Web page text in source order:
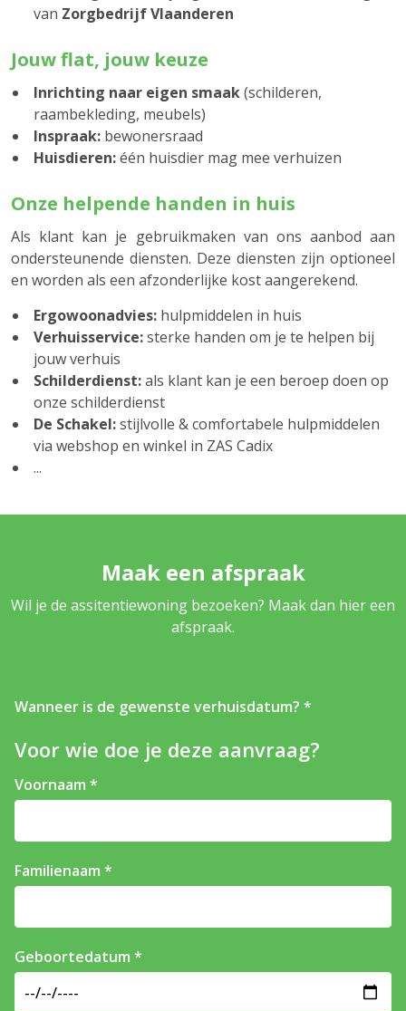
van Zorgbedrijf Vlaanderen
Jouw flat, jouw keuze
Inrichting naar eigen smaak(schilderen,
raambekleding, meubels)
Inspraak: bewonersraad
Huisdieren:één huisdier mag mee verhuizen
Onze helpende handen in huis
Als klant kan je gebruikmaken van ons aanbod aan
ondersteunende diensten. Deze diensten zijn optioneel
en worden als een afzonderlijke kost aangerekend.
Ergowoonadvies: hulpmiddelen in huis
Verhuisservice:sterke handen om je te helpen bij
jouw verhuis
Schilderdienst:als klant kan je een beroep doen op
onze schilderdienst
De Schakel:stijlvolle & comfortabele hulpmiddelen
via webshop en winkel in ZAS Cadix
...
Maak een afspraak
Wil je de assitentiewoning bezoeken? Maak dan hier een
afspraak.
Wanneer is de gewenste verhuisdatum?
Voor wie doe je deze aanvraag?
Voornaam
Familienaam
Geboortedatum